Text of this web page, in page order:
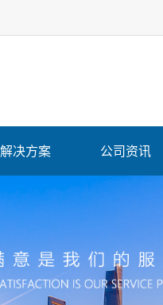
决方案 公司资讯